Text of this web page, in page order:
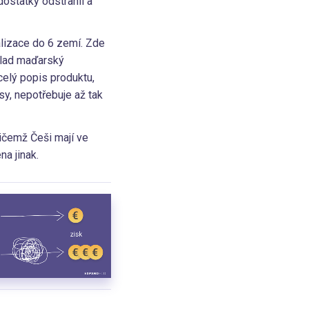
do 6 zemí. Zde
maďarský
popis produktu,
nepotřebuje až tak
Češi mají ve
jinak.